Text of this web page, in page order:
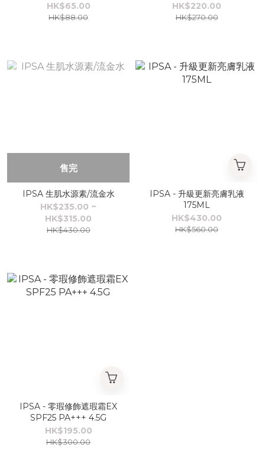
HK$65.00
HK$88.00
HK$220.00
HK$270.00
售完
IPSA 生肌水源素/流金水
HK$235.00 ~
HK$315.00
HK$430.00
IPSA - 升級更新亮膚乳液
175ML
HK$430.00
HK$560.00
IPSA - 零瑕修飾遮瑕霜EX
SPF25 PA+++ 4.5G
HK$195.00
HK$300.00